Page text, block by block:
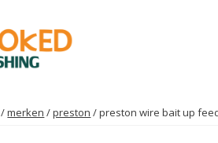
/merken /preston / preston wire bait up